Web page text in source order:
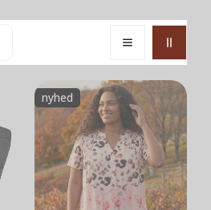
CpPRIMROSE
BLOUSE
nyhed